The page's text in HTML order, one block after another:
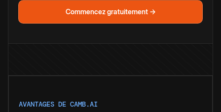
Commencez gratuitement →
AVANTAGES DE CAMB.AI